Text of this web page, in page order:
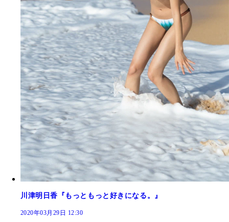
川津明日香『もっともっと好きになる。』
2020年03月29日 12:30